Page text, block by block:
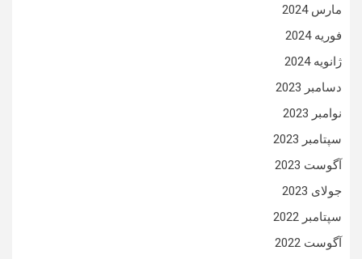
مارس 2024
فوریه 2024
ژانویه 2024
دسامبر 2023
نوامبر 2023
سپتامبر 2023
آگوست 2023
جولای 2023
سپتامبر 2022
آگوست 2022